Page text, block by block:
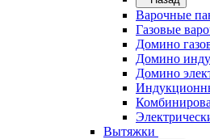
Варочные
Газовые
Домино
Домино
Домино
Вытяжки